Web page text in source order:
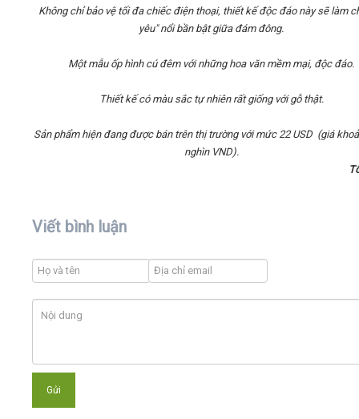
Không chỉ bảo vệ tối đa chiếc điện thoại, thiết kế độc đáo này sẽ làm
yêu" nổi bần bật giữa đám đông.
Một mẫu ốp hình cú đêm với những hoa văn mềm mại, độc đáo.
Thiết kế có màu sắc tự nhiên rất giống với gỗ thật.
Sản phẩm hiện đang được bán trên thị trường với mức 22 USD (giá
nghìn VND).
Viết bình luận